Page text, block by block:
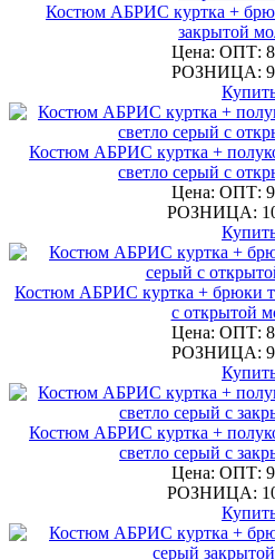
Костюм АБРИС куртка +
закрытой
Цена: ОПТ:
РОЗНИЦА:
Костюм АБРИС куртка +
светло серый с
Цена: ОПТ:
РОЗНИЦА:
Костюм АБРИС куртка + брюки
с открытой
Цена: ОПТ:
РОЗНИЦА:
Костюм АБРИС куртка +
светло серый с
Цена: ОПТ:
РОЗНИЦА: